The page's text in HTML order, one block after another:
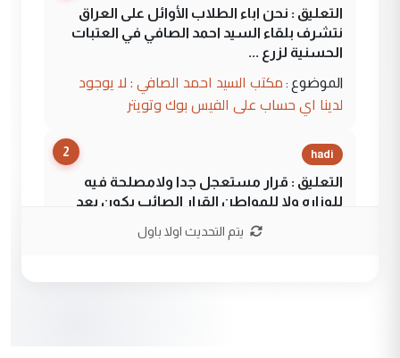
التعليق : نحن اباء الطلاب الأوائل على العراق
نتشرف بلقاء السيد احمد الصافي في العتبات
الحسنية لزرع ...
الموضوع : مكتب السيد احمد الصافي : لا يوجود
لدينا اي حساب على الفيس بوك وتويتر
2 hadi
التعليق : قرار مستعجل جدا ولامصلحة فيه
للوزاره ولا للمواطن القرار الصائب يكون بعد
يتم التحديث اولا باول